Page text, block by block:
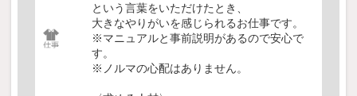
という言葉をいただけたとき、
大きなやりがいを感じられるお仕事です。
※マニュアルと事前説明があるので安心で
す。
※ノルマの心配はありません。